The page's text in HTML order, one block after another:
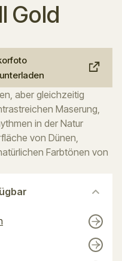
Gold
aber gleichzeitig
Maserung,
in der Natur
von Dünen,
Farbtönen von